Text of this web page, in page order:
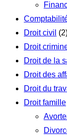
Droit civil
Droit
Droit de la
Droit des
Droit du
Droit famille